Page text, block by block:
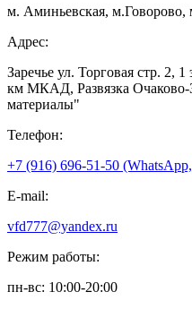
м. Аминьевская, м.Говорово,
Адрес:
Заречье ул. Торговая стр. 2,
км МКАД, Развязка
материалы"
Телефон:
+7 (916) 696-51-50
E-mail:
vfd777@yandex.ru
Режим работы:
пн-вс: 10:00-20:00